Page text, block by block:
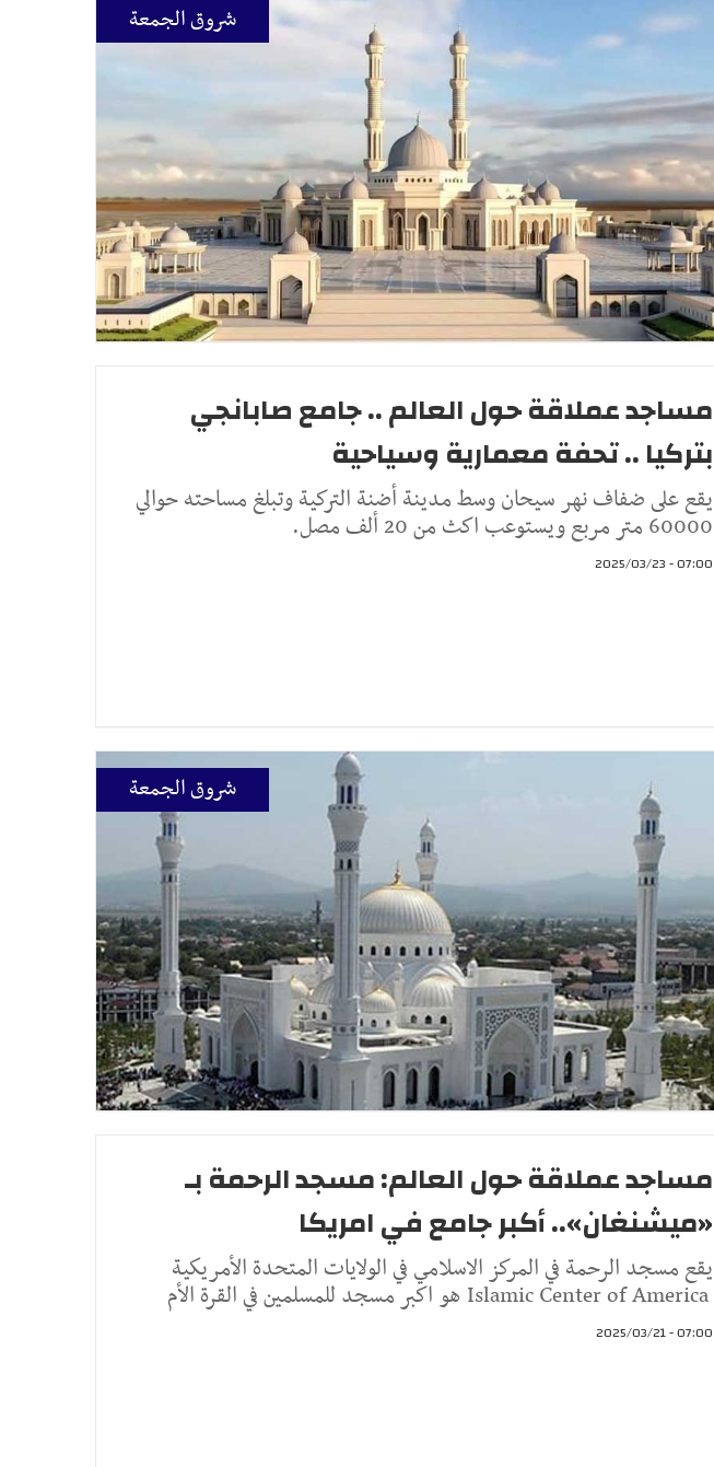
شروق الجمعة
مساجد عملاقة حول العالم .. جامع صابانجي
بتركيا .. تحفة معمارية وسياحية
يقع على ضفاف نهر سيحان وسط مدينة أضنة التركية وتبلغ مساحته حوالي
60000 متر مربع ويستوعب اكث من 20 ألف مصل.
07:00 - 2025/03/23
شروق الجمعة
مساجد عملاقة حول العالم: مسجد الرحمة بـ
«ميشنغان».. أكبر جامع في امريكا
يقع مسجد الرحمة في المركز الاسلامي في الولايات المتحدة الأمريكية
07:00 - 2025/03/21